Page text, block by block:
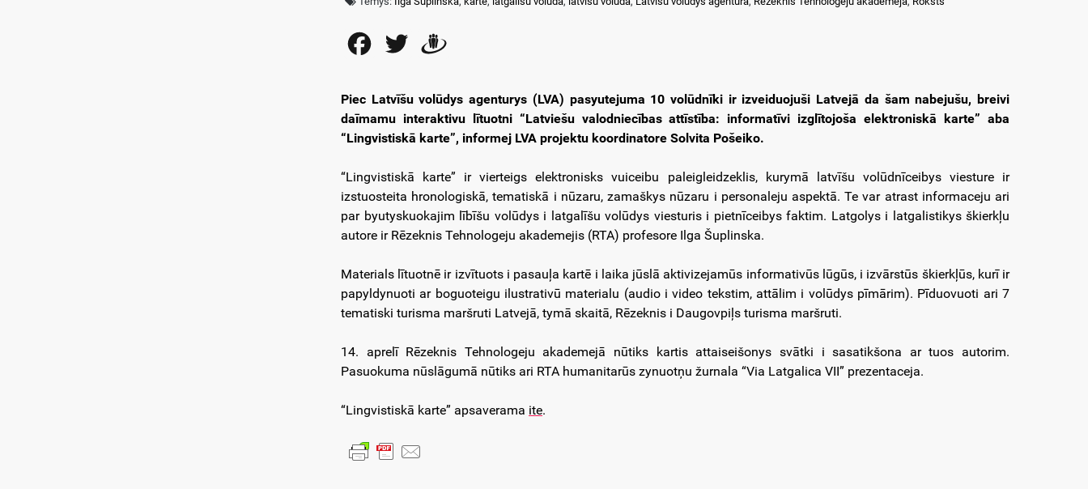
FacebookTwitter
Piec Latvīšu volūdys agenturys (LVA) pasyutejuma 10 volūdnīki ir izveiduojuši Latvejā da šam nabejušu, breivi
daīmamu interaktivu lītuotni “Latviešu valodniecības attīstība: informatīvi izglītojoša elektroniskā karte” aba
“Lingvistiskā karte”, informej LVA projektu koordinatore Solvita Pošeiko.
“Lingvistiskā karte” ir vierteigs elektronisks vuiceibu paleigleidzeklis, kurymā latvīšu volūdnīceibys viesture ir
izstuosteita hronologiskā, tematiskā i nūzaru, zamaškys nūzaru i personaleju aspektā. Te var atrast informaceju ari
par byutyskuokajim lībīšu volūdys i latgalīšu volūdys viesturis i pietnīceibys faktim. Latgolys i latgalistikys škierkļu
autore ir Rēzeknis Tehnologeju akademejis (RTA) profesore Ilga Šuplinska.
Materials lītuotnē ir izvītuots i pasauļa kartē i laika jūslā aktivizejamūs informativūs lūgūs, i izvārstūs škierkļūs, kurī ir
papyldynuoti ar boguoteigu ilustrativū materialu (audio i video tekstim, attālim i volūdys pīmārim). Pīduovuoti ari 7
tematiski turisma maršruti Latvejā, tymā skaitā, Rēzeknis i Daugovpiļs turisma maršruti.
14. aprelī Rēzeknis Tehnologeju akademejā nūtiks kartis attaiseišonys svātki i sasatikšona ar tuos autorim.
Pasuokuma nūslāgumā nūtiks ari RTA humanitarūs zynuotņu žurnala “Via Latgalica VII” prezentaceja.
“Lingvistiskā karte” apsaverama ite.